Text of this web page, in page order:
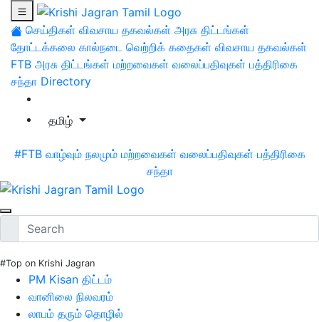
செய்திகள் விவசாய தகவல்கள் அரசு திட்டங்கள்
தோட்டக்கலை கால்நடை வெற்றிக் கதைகள் விவசாய தகவல்கள்
FTB அரசு திட்டங்கள் மற்றவைகள் வலைப்பதிவுகள் பத்திரிகை
சந்தா Directory
தமிழ்
#FTB வாழ்வும் நலமும் மற்றவைகள் வலைப்பதிவுகள் பத்திரிகை
சந்தா
#Top on Krishi Jagran
PM Kisan திட்டம்
வானிலை நிலவரம்
லாபம் தரும் தொழில்